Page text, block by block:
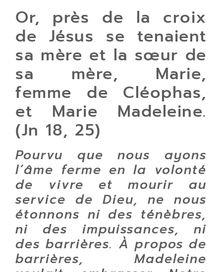
Or, près de la croix
de Jésus se tenaient
sa mère et la sœur de
sa mère, Marie,
femme de Cléophas,
et Marie Madeleine.
(Jn 18, 25)
Pourvu que nous ayons
l’âme ferme en la volonté
de vivre et mourir au
service de Dieu, ne nous
étonnons ni des ténèbres,
ni des impuissances, ni
des barrières. À propos de
barrières, Madeleine